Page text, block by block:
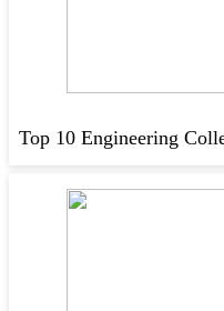
Top 10 Engineering